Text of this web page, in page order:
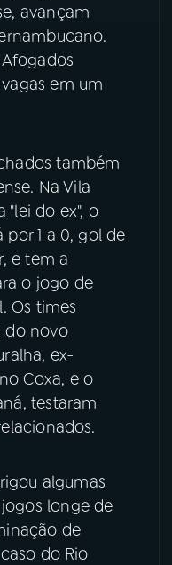
avançam
em um
também
Na Vila
"lei do ex", o
por 1 a 0, gol de
e tem a
o jogo de
Os times
do novo
ex-
Coxa, e o
testaram
algumas
longe de
de
do Rio